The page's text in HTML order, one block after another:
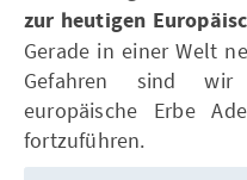
zur heutigen
Gerade in einer Welt
Gefahren sind
europäische Erbe
fortzuführen.